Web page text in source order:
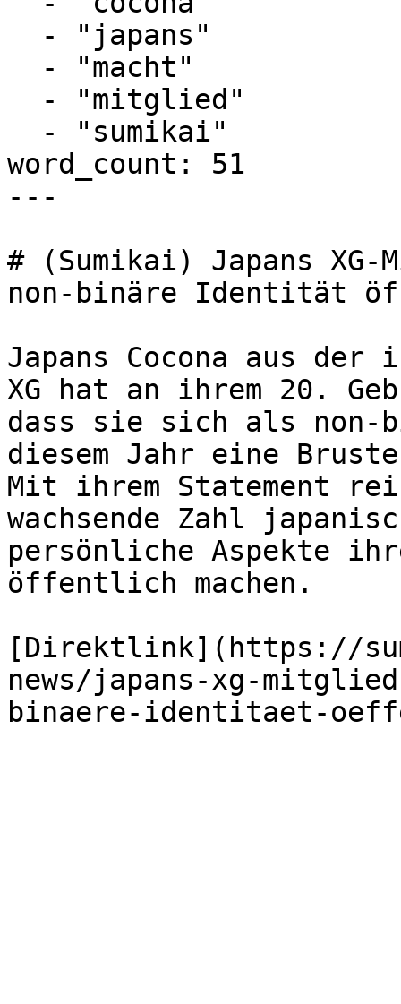
word_count: 51
---
# (Sumikai) Japans
non-binäre Identität
Japans Cocona aus
XG hat an ihrem 20.
dass sie sich als
diesem Jahr eine
Mit ihrem Statement
wachsende Zahl
persönliche Aspekte
öffentlich machen.
[Direktlink](https://
news/japans-xg-
binaere-identitaet-